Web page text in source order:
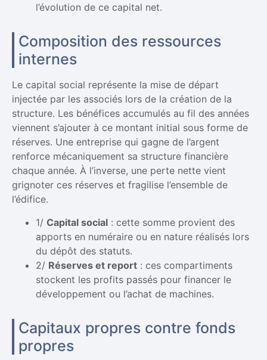
l’évolution de ce capital net.
Composition des ressources
internes
Le capital social représente la mise de départ
injectée par les associés lors de la création de la
structure. Les bénéfices accumulés au fil des années
viennent s’ajouter à ce montant initial sous forme de
réserves. Une entreprise qui gagne de l’argent
renforce mécaniquement sa structure financière
chaque année. À l’inverse, une perte nette vient
grignoter ces réserves et fragilise l’ensemble de
l’édifice.
1/ Capital social : cette somme provient des
apports en numéraire ou en nature réalisés lors
du dépôt des statuts.
2/ Réserves et report : ces compartiments
stockent les profits passés pour financer le
développement ou l’achat de machines.
Capitaux propres contre fonds
propres